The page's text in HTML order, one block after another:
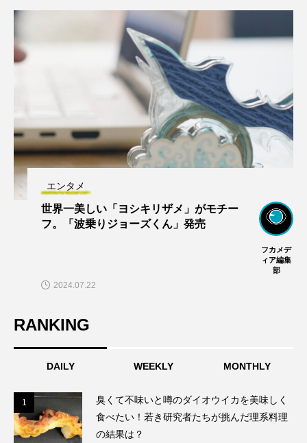
エンタメ
世界一美しい「ヨシキリザメ」がモチー
フ。「波乗りジョーズくん」発売
フカメデ
ィア編集
部
2024.07.22
RANKING
DAILY WEEKLY MONTHLY
1
臭くて不味いと噂のダイオウイカを美味しく
食べたい！若き研究者たちが挑んだ理系料理
の結果は？